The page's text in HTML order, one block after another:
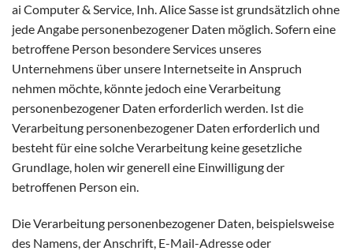
ai Computer & Service, Inh. Alice Sasse ist grundsätzlich ohne
jede Angabe personenbezogener Daten möglich. Sofern eine
betroffene Person besondere Services unseres
Unternehmens über unsere Internetseite in Anspruch
nehmen möchte, könnte jedoch eine Verarbeitung
personenbezogener Daten erforderlich werden. Ist die
Verarbeitung personenbezogener Daten erforderlich und
besteht für eine solche Verarbeitung keine gesetzliche
Grundlage, holen wir generell eine Einwilligung der
betroffenen Person ein.
Die Verarbeitung personenbezogener Daten, beispielsweise
des Namens, der Anschrift, E-Mail-Adresse oder